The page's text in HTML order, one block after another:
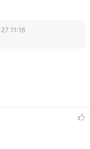
11:16